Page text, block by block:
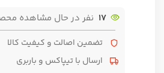
17 نفر در حال مشاهده
تضمین اصالت و کیفیت کالا
ارسال با تیپاکس و باربری